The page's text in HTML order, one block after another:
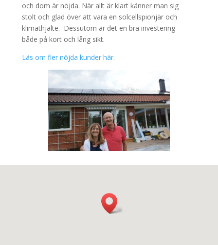
och dom är nöjda. När allt är klart känner man sig
stolt och glad över att vara en solcellspionjär och
klimathjälte. Dessutom är det en bra investering
både på kort och lång sikt.
Läs om fler nöjda kunder här.